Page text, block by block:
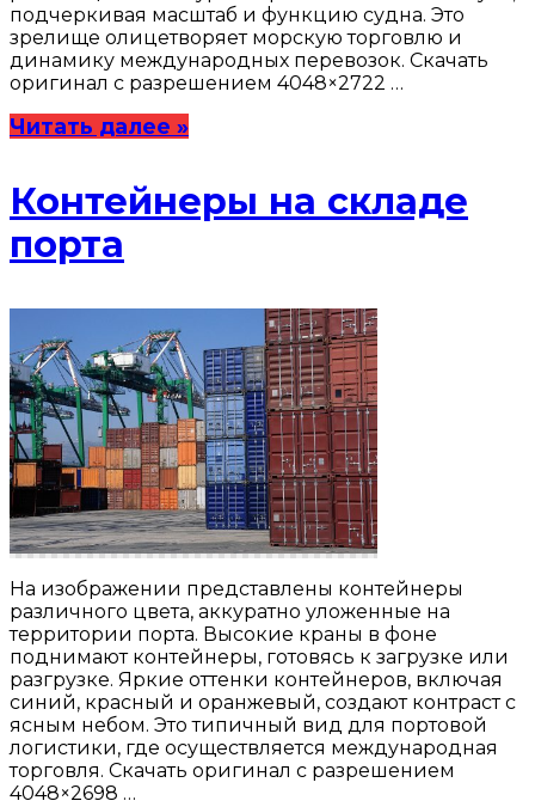
подчеркивая масштаб и функцию судна. Это
зрелище олицетворяет морскую торговлю и
динамику международных перевозок. Скачать
оригинал с разрешением 4048×2722 …
Читать далее »
Контейнеры на складе
порта
На изображении представлены контейнеры
различного цвета, аккуратно уложенные на
территории порта. Высокие краны в фоне
поднимают контейнеры, готовясь к загрузке или
разгрузке. Яркие оттенки контейнеров, включая
синий, красный и оранжевый, создают контраст с
ясным небом. Это типичный вид для портовой
логистики, где осуществляется международная
торговля. Скачать оригинал с разрешением
4048×2698 …